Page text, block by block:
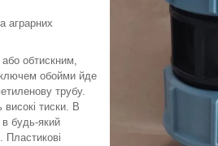
аграрних
обтискним,
ключем обойми йде
трубу.
тиски. В
будь-який
Пластикові